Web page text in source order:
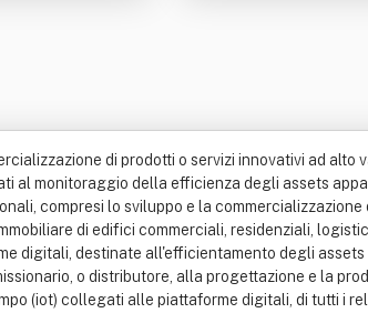
di prodotti o servizi innovativi ad alto
al monitoraggio della efficienza degli assets
compresi lo sviluppo e la
di edifici commerciali, residenziali,
digitali, destinate all'efficientamento degli
o distributore, alla progettazione e la
(iot) collegati alle piattaforme digitali, di tutti i